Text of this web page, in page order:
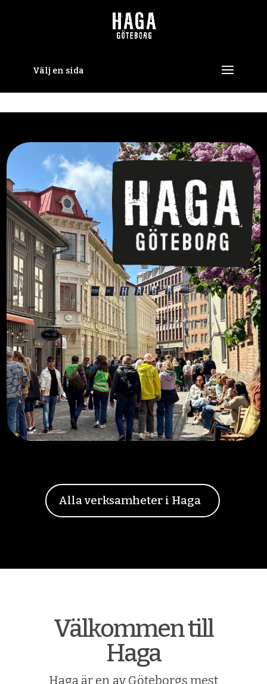
Välj en sida
Alla verksamheter i Haga
Välkommen till
Haga
Haga är en av Göteborgs mest